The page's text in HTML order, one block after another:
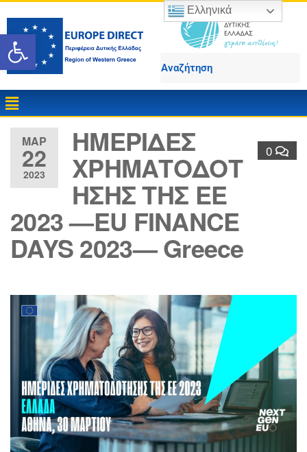
Ανοίξτε τη γραμμή
ΜΑΡ
22
2023
0
ΗΜΕΡΙΔΕΣ
ΧΡΗΜΑΤΟΔΟΤ
ΗΣΗΣ ΤΗΣ ΕΕ
2023 —EU FINANCE
DAYS 2023— Greece
Ελληνικά